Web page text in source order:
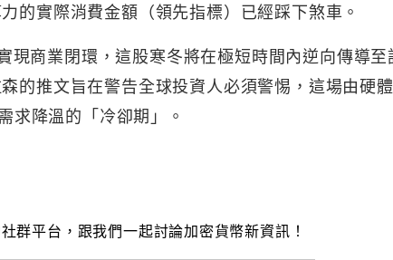
的實際消費金額（領先指標）已經踩下煞車。
商業閉環，這股寒冬將在極短時間內逆向傳導至
的推文旨在警告全球投資人必須警惕，這場由硬
求降溫的「冷卻期」。
群平台，跟我們一起討論加密貨幣新資訊！